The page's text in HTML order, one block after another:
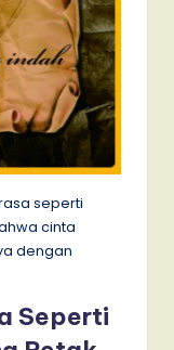
seperti
cinta
dengan
Seperti